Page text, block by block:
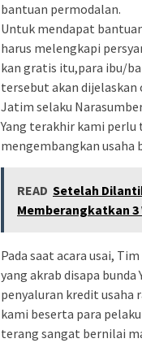
bantuan permodalan.
Untuk mendapat
harus melengkapi
kan gratis itu,para ibu/
tersebut akan dijelaskan
Jatim selaku
Yang terakhir kami
mengembangkan usaha
READ Setelah
Memberangkatkan 3
Pada saat acara usai,
yang akrab disapa
penyaluran kredit usaha
kami beserta para
terang sangat bernilai